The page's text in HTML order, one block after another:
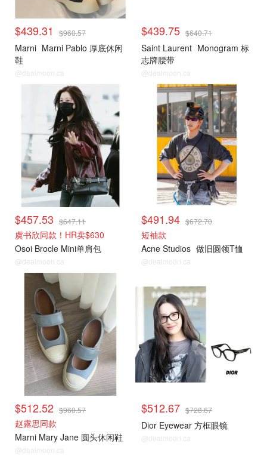
$439.31 $960.57
Marni Marni Pablo 厚底休闲
鞋
@dealmoon.ca
$439.75 $640.71
Saint Laurent Monogram 标
志牌腰带
@dealmoon.ca
$457.53 $647.11
虞书欣同款！HR卖$630
Osoi Brocle Mini单肩包
@dealmoon.ca
$491.94 $672.70
短袖款
Acne Studios 做旧圆领T恤
@dealmoon.ca
$512.52 $960.57
赵露思同款
Marni Mary Jane 圆头休闲鞋
@dealmoon.ca
$512.67 $728.67
Dior Eyewear 方框眼镜
@dealmoon.ca